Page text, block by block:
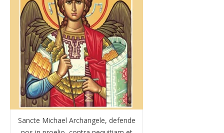
Sancte Michael Archangele, defende